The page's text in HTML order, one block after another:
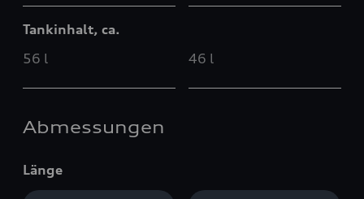
Tankinhalt, ca.
56 l
46 l
Abmessungen
Länge